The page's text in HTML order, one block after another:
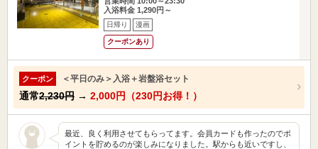
入浴料金 1,290円～
日帰り 漫画
クーポンあり
クーポン ＜平日のみ＞入浴＋岩盤浴セット
通常2,230円 → 2,000円（230円お得！）
最近、良く利用させてもらってます。会員カードも作ったのでポ
イントを貯めるのが楽しみになりました。駅からも近いですし、